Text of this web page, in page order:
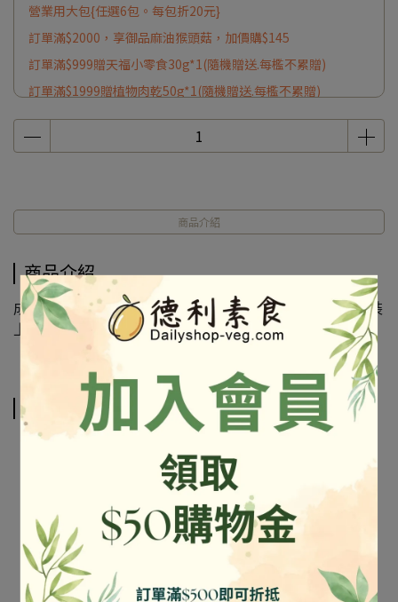
營業用大包{任選6包。每包折20元}
訂單滿$2000，享御品麻油猴頭菇，加價購$145
訂單滿$999贈天福小零食30g*1(隨機贈送.每檻不累贈)
訂單滿$1999贈植物肉乾50g*1(隨機贈送.每檻不累贈)
商品介紹
商品介紹
成份及營養標示如圖所示，若與圖片有差異時，以實際包裝
上標示為準
相關商品